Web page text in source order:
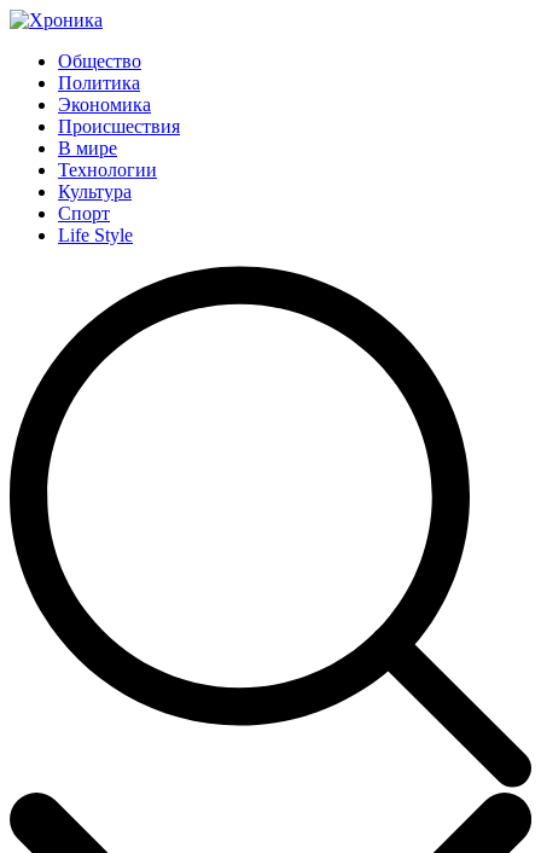
Общество
Политика
Экономика
Происшествия
В мире
Технологии
Культура
Спорт
Life Style